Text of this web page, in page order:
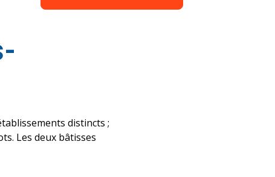
distincts ;
Les deux bâtisses